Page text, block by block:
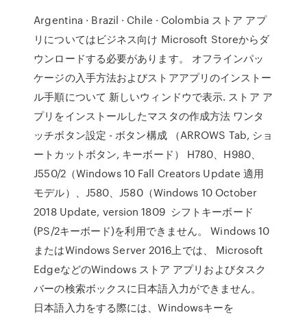
Argentina · Brazil · Chile · Colombia ストア アプ
リについてはビジネス向け Microsoft Storeからダ
ウンロードする必要があります。 オフラインパッ
ケージの入手方法およびストアアプリのインストー
ル手順について 新しいウィンドウで表示. ストア ア
プリをインストールしたマスタの作成方法 ワンタ
ッチボタン設定 - ボタン構成 （ARROWS Tab, ショ
ートカットボタン, キーボード） H780、H980、
J550/2（Windows 10 Fall Creators Update 適用
モデル）、J580、J580（Windows 10 October
2018 Update, version 1809 シフトキーボード
(PS/2キーボード)を利用できません。 Windows 10
またはWindows Server 2016上では、 Microsoft
EdgeなどのWindows ストア アプリおよびタスク
バーの検索ボックスに日本語入力ができません。
日本語入力をする際には、Windowsキーを